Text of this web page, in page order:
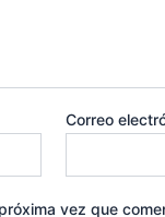
Correo
vez que